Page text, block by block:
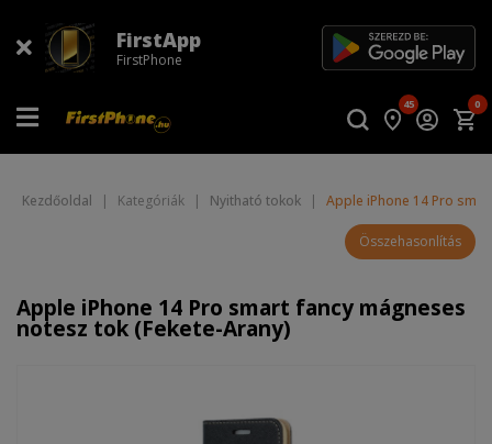
FirstApp
FirstPhone
45 0
Kezdőoldal | Kategóriák | Nyitható tokok | Apple iPhone 14 Pro
Összehasonlítás
Apple iPhone 14 Pro smart fancy mágneses
notesz tok (Fekete-Arany)